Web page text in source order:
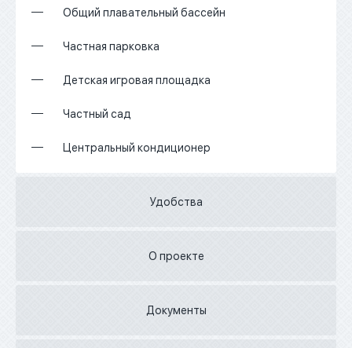
Общий плавательный бассейн
Частная парковка
Детская игровая площадка
Частный сад
Центральный кондиционер
Удобства
О проекте
Документы